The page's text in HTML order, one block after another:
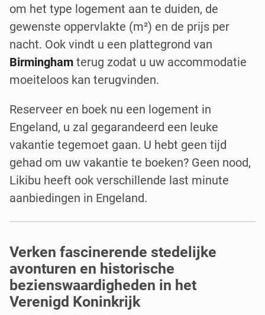
om het type logement aan te duiden, de
gewenste oppervlakte (m²) en de prijs per
nacht. Ook vindt u een plattegrond van
Birmingham terug zodat u uw accommodatie
moeiteloos kan terugvinden.
Reserveer en boek nu een logement in
Engeland, u zal gegarandeerd een leuke
vakantie tegemoet gaan. U hebt geen tijd
gehad om uw vakantie te boeken? Geen nood,
Likibu heeft ook verschillende last minute
aanbiedingen in Engeland.
Verken fascinerende stedelijke
avonturen en historische
bezienswaardigheden in het
Verenigd Koninkrijk